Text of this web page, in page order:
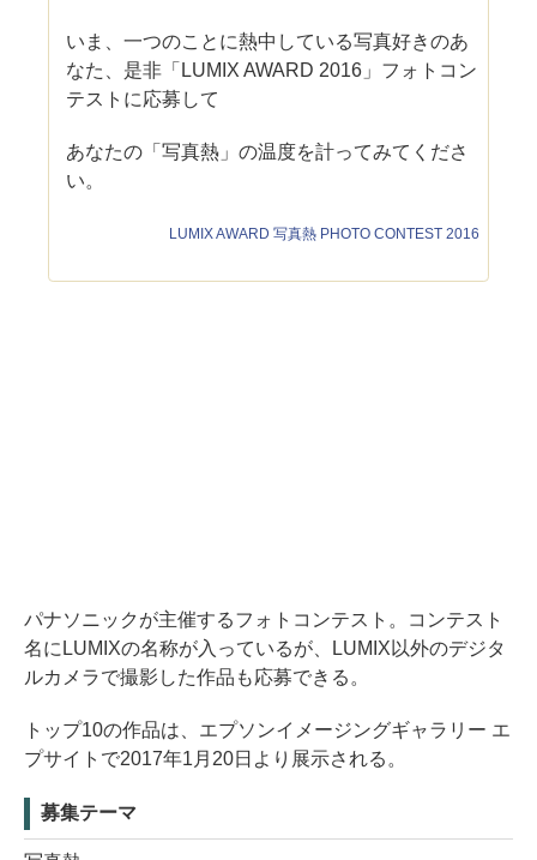
いま、一つのことに熱中している写真好きのあ
なた、是非「LUMIX AWARD 2016」フォトコン
テストに応募して
あなたの「写真熱」の温度を計ってみてくださ
い。
LUMIX AWARD 写真熱 PHOTO CONTEST 2016
パナソニックが主催するフォトコンテスト。コンテスト
名にLUMIXの名称が入っているが、LUMIX以外のデジタ
ルカメラで撮影した作品も応募できる。
トップ10の作品は、エプソンイメージングギャラリー エ
プサイトで2017年1月20日より展示される。
募集テーマ